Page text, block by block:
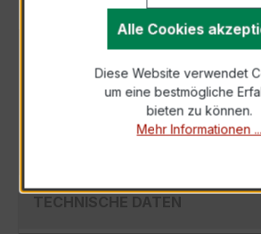
Der EASKD 31.8 3x500/1A 5VA
kompakter, hochpräziser
Verrechnungsstromwandler der
TECHNISCHE DATEN
Alle Cookies
Diese Website verwendet
um eine bestmögliche
bieten zu können.
Mehr Informationen ...